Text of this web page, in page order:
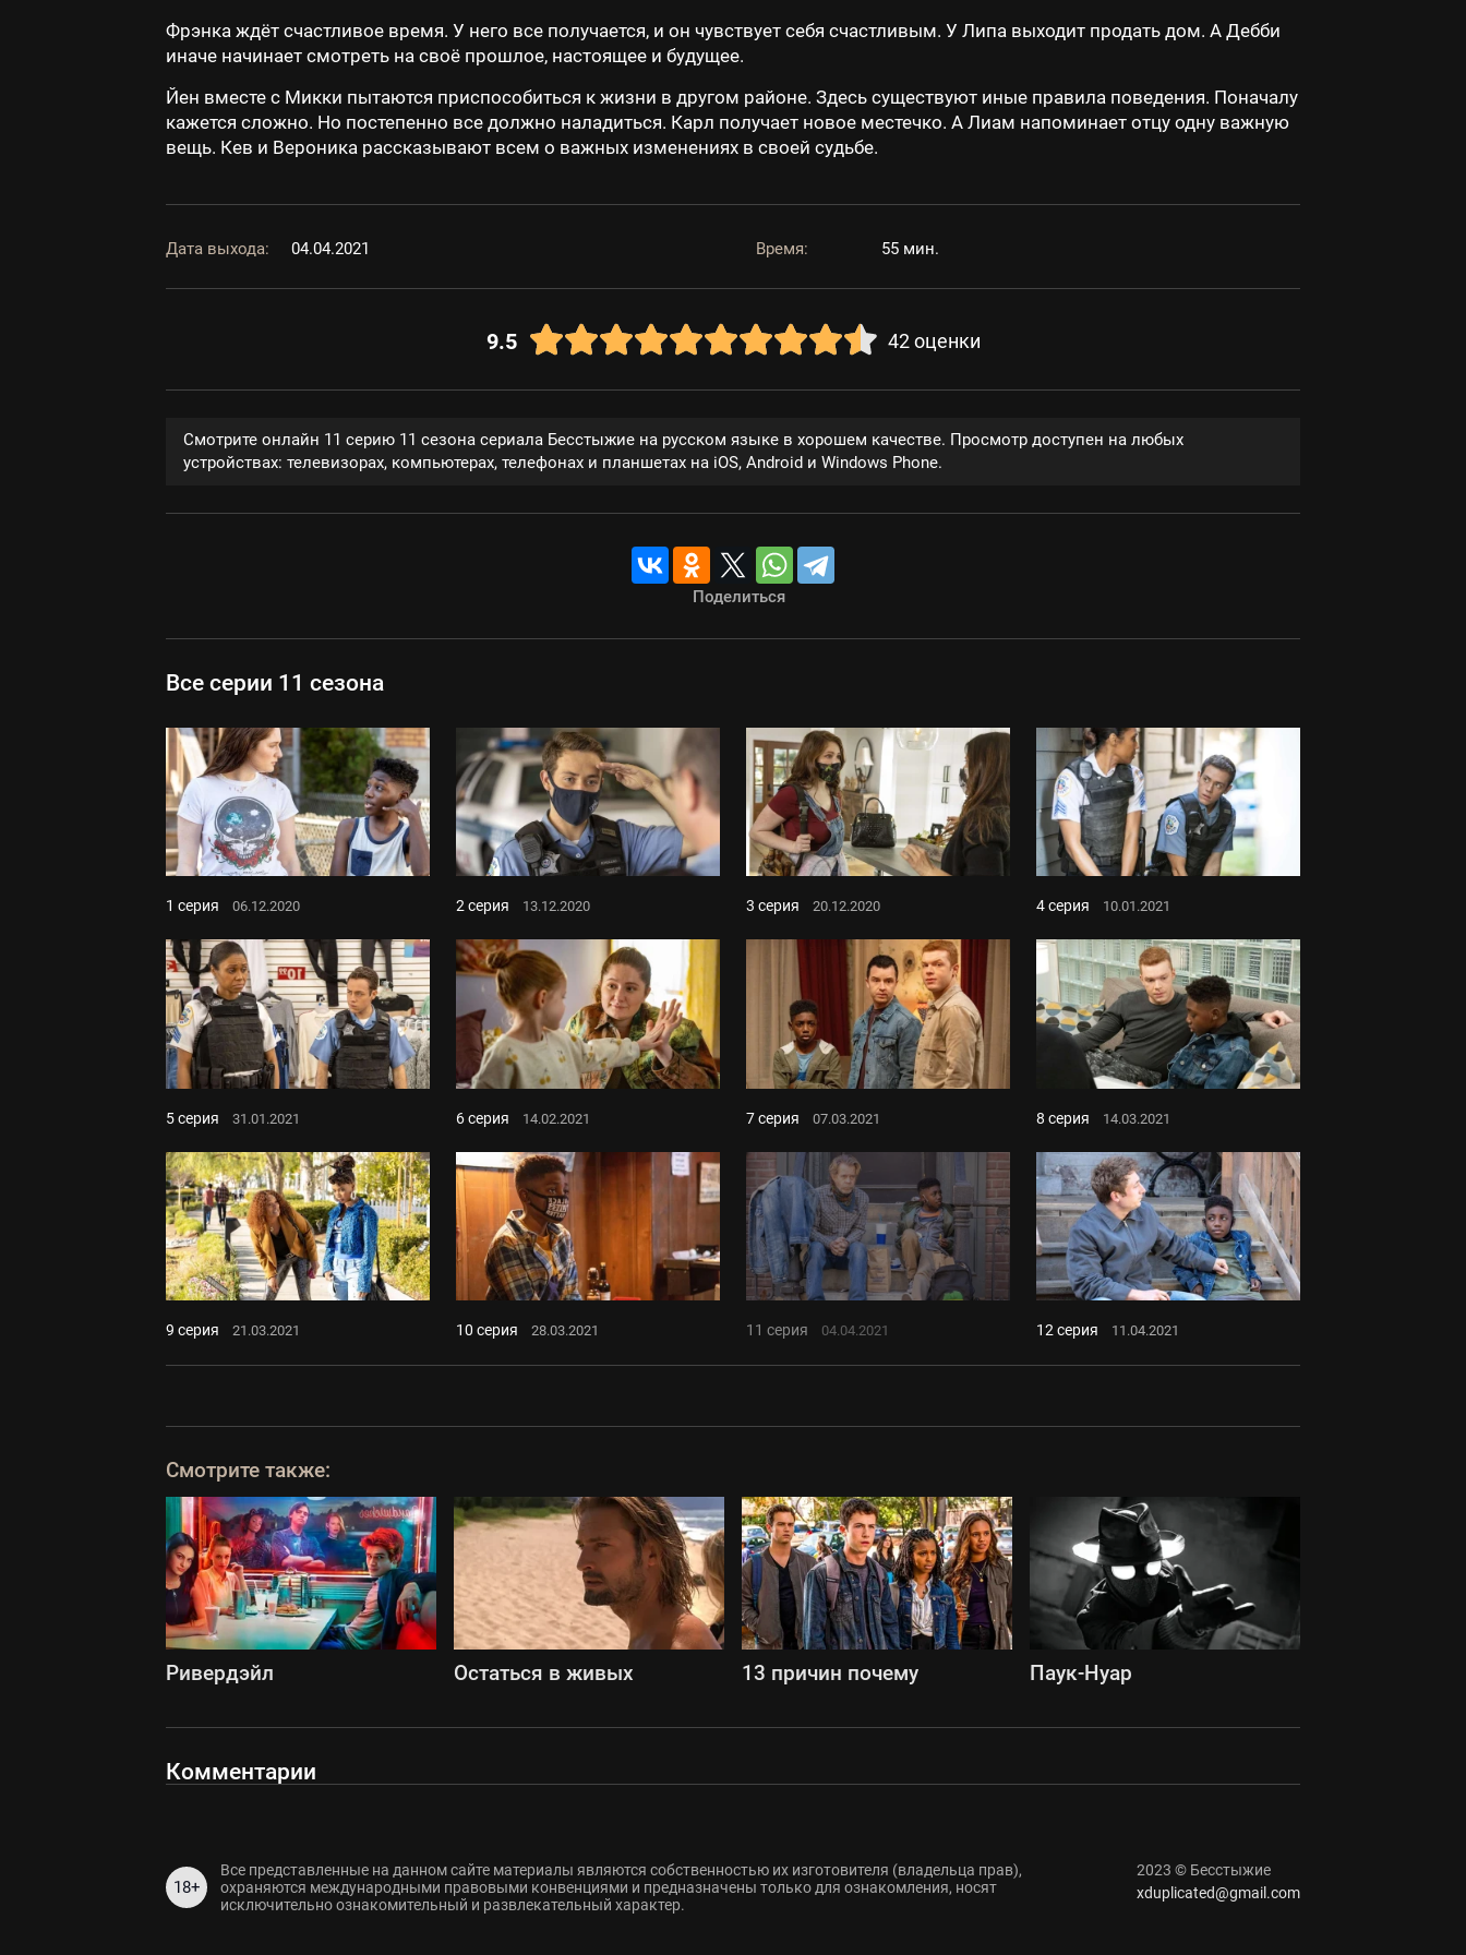
Фрэнка ждёт счастливое время. У него все получается, и он чувствует себя счастливым. У Липа выходит продать дом. А Дебби
иначе начинает смотреть на своё прошлое, настоящее и будущее.
Йен вместе с Микки пытаются приспособиться к жизни в другом районе. Здесь существуют иные правила поведения. Поначалу
кажется сложно. Но постепенно все должно наладиться. Карл получает новое местечко. А Лиам напоминает отцу одну важную
вещь. Кев и Вероника рассказывают всем о важных изменениях в своей судьбе.
Дата выхода: 04.04.2021 Время: 55 мин.
9.5 42 оценки
Смотрите онлайн 11 серию 11 сезона сериала Бесстыжие на русском языке в хорошем качестве. Просмотр доступен на любых
устройствах: телевизорах, компьютерах, телефонах и планшетах на iOS, Android и Windows Phone.
Поделиться
Все серии 11 сезона
1 серия 06.12.2020 2 серия 13.12.2020 3 серия 20.12.2020 4 серия 10.01.2021
5 серия 31.01.2021 6 серия 14.02.2021 7 серия 07.03.2021 8 серия 14.03.2021
9 серия 21.03.2021 10 серия 28.03.2021 11 серия 04.04.2021 12 серия 11.04.2021
Смотрите также:
Ривердэйл Остаться в живых 13 причин почему Паук-Нуар
Комментарии
18+
Все представленные на данном сайте материалы являются собственностью их изготовителя (владельца прав),
охраняются международными правовыми конвенциями и предназначены только для ознакомления, носят
исключительно ознакомительный и развлекательный характер.
2023 © Бесстыжие
xduplicated@gmail.com